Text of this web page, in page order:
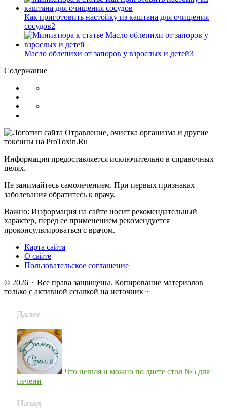
Как приготовить настойку из каштана для очищения
сосудов2
Масло облепихи от запоров у взрослых и детей3
Содержание
Информация предоставляется исключительно в справочных
целях.
Не занимайтесь самолечением. При первых признаках
заболевания обратитесь к врачу.
Важно: Информация на сайте носит рекомендательный
характер, перед ее применением рекомендуется
проконсультироваться с врачом.
Карта сайта
О сайте
Пользовательское соглашение
© 2026 ~ Все права защищены. Копирование материалов
только с активной ссылкой на источник ~
Далее
Что нельзя и можно по диете стол №5 для
печени
Назад